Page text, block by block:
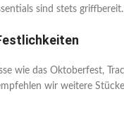
sind stets
wie das Oktoberfest,
wir weitere